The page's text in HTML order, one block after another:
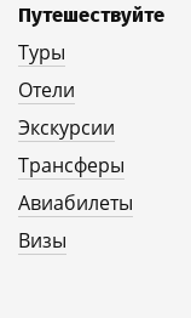
Путешествуйте
Туры
Отели
Экскурсии
Трансферы
Авиабилеты
Визы